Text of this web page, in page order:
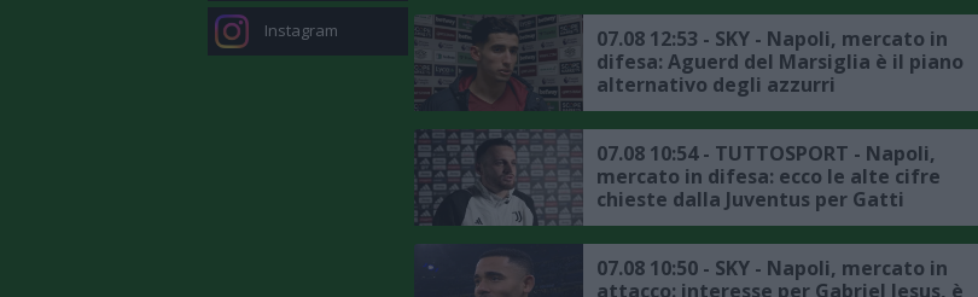
Instagram
07.08 12:53 - SKY - Napoli, mercato in
difesa: Aguerd del Marsiglia è il piano
alternativo degli azzurri
07.08 10:54 - TUTTOSPORT - Napoli,
mercato in difesa: ecco le alte cifre
chieste dalla Juventus per Gatti
07.08 10:50 - SKY - Napoli, mercato in
attacco: interesse per Gabriel Jesus, è